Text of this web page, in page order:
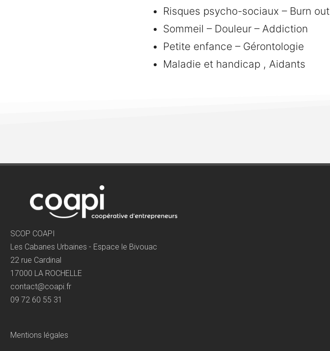
Risques psycho-sociaux – Burn out
Sommeil – Douleur – Addiction
Petite enfance – Gérontologie
Maladie et handicap , Aidants
SCOP COAPI
Les Cabanes Urbaines - Espace le Bivouac
22 rue Cardinal
17000 LA ROCHELLE
contact@coapi.fr
09 72 60 55 31
Mentions légales